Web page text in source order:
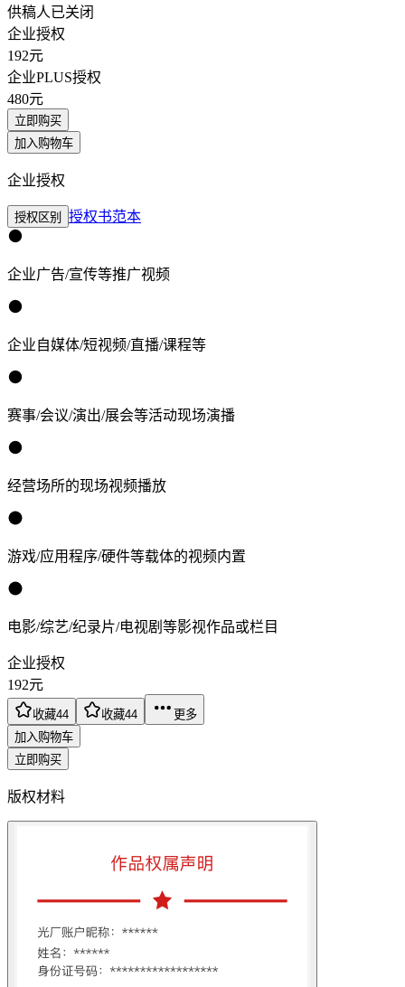
供稿人已关闭
企业授权
192元
企业PLUS授权
480元
立即购买
加入购物车
企业授权
授权区别 授权书范本
企业广告/宣传等推广视频
企业自媒体/短视频/直播/课程等
赛事/会议/演出/展会等活动现场演播
经营场所的现场视频播放
游戏/应用程序/硬件等载体的视频内置
电影/综艺/纪录片/电视剧等影视作品或栏目
企业授权
192元
收藏44 收藏44
更多
加入购物车
立即购买
版权材料